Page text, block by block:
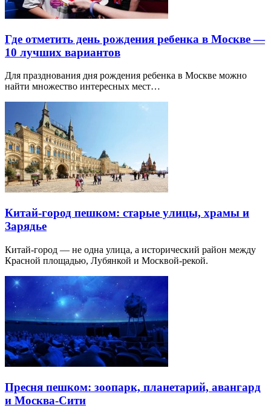
Где отметить день рождения ребенка в Москве —
10 лучших вариантов
Для празднования дня рождения ребенка в Москве можно
найти множество интересных мест…
Китай-город пешком: старые улицы, храмы и
Зарядье
Китай-город — не одна улица, а исторический район между
Красной площадью, Лубянкой и Москвой-рекой.
Пресня пешком: зоопарк, планетарий, авангард
и Москва-Сити